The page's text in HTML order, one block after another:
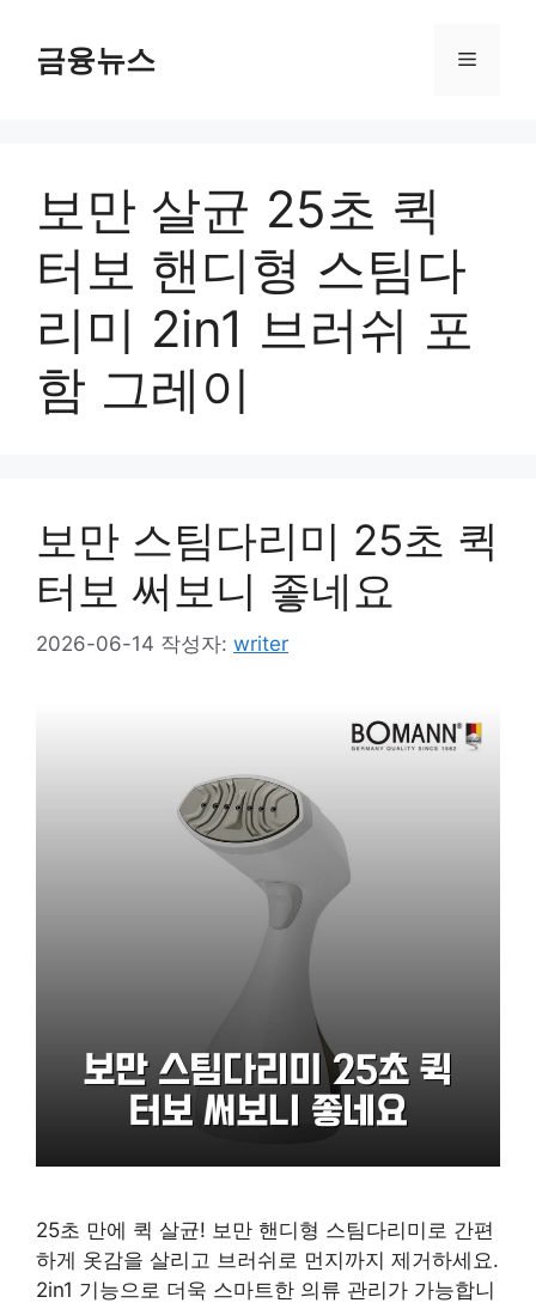
금융뉴스 메
보만 살균 25초 퀵
터보 핸디형 스팀다
리미 2in1 브러쉬 포
함 그레이
보만 스팀다리미 25초 퀵
터보 써보니 좋네요
2026-06-14 작성자: writer
25초 만에 퀵 살균! 보만 핸디형 스팀다리미로 간편
하게 옷감을 살리고 브러쉬로 먼지까지 제거하세요.
2in1 기능으로 더욱 스마트한 의류 관리가 가능합니